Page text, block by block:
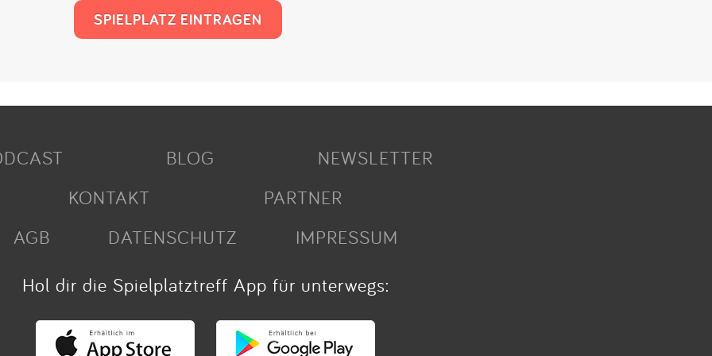
SPIELPLATZ EINTRAGEN
BLOG
NEWSLETTER
KONTAKT
PARTNER
AGB
DATENSCHUTZ
IMPRESSUM
Hol dir die Spielplatztreff App für unterwegs: